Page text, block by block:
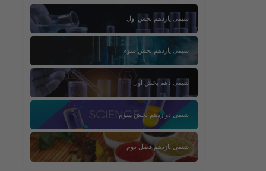
شیمی یازدهم بخش اول
شیمی یازدهم بخش سوم
شیمی دهم بخش اول
شیمی دوازدهم بخش سوم
شیمی یازدهم فصل دوم